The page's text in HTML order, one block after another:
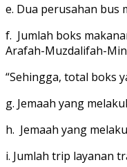
e. Dua perusahan bus
f. Jumlah boks
Arafah-Muzdalifah-
“Sehingga, total boks
g. Jemaah yang
h. Jemaah yang
i. Jumlah trip layanan